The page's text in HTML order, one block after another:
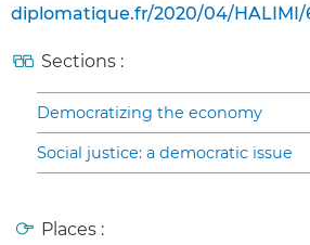
diplomatique.fr/2020/04/HALIMI/
Sections :
Democratizing the economy
Social justice: a democratic issue
Places :